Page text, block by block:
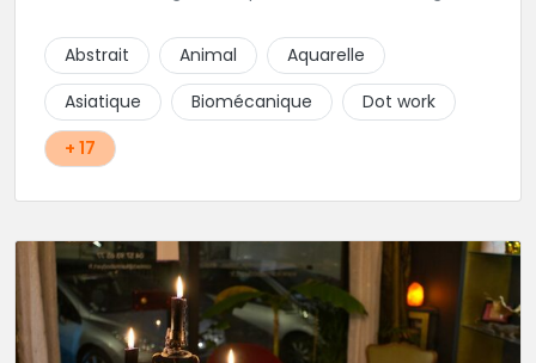
construire un projet qui vous ressemble.
Abstrait Animal
Aquarelle
Asiatique
Biomécanique
Dot work
+ 17